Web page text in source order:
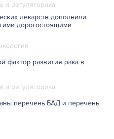
и регуляторика
лекарств дополнили
дорогостоящими
фактор развития рака в
и регуляторика
перечень БАД и перечень